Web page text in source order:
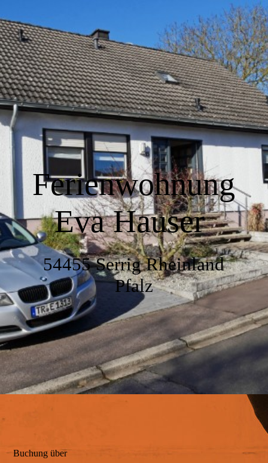
Ferienwohnung
Eva Hauser
54455 Serrig Rheinland
Pfalz
Buchung über
Home
Wir über uns
Wohnen
Schlafen
Bad
Der Garten
Ausstattung